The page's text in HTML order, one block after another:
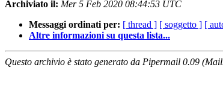
Archiviato il: Mer 5 Feb 2020 08:44:53 UTC
Messaggi ordinati per: [ thread ] [ soggetto ] [
Altre informazioni su questa lista...
Questo archivio è stato generato da Pipermail 0.09